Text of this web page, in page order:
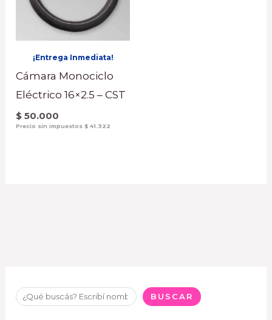
¡Entrega Inmediata!
Cámara Monociclo
Eléctrico 16×2.5 – CST
$ 50.000
Precio sin impuestos$ 41.322
BUSCAR